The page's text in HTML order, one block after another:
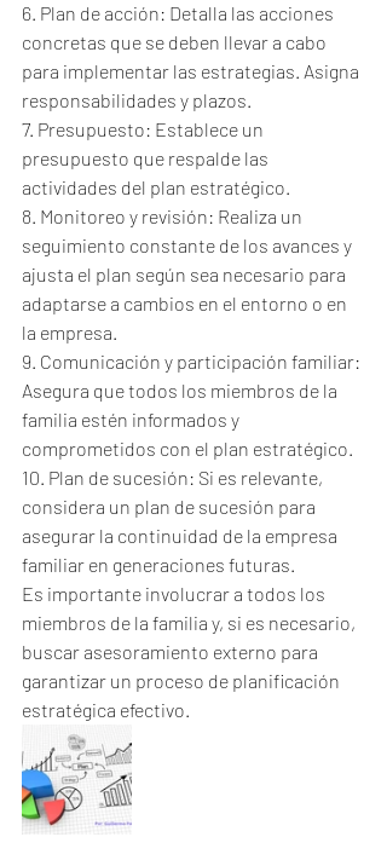
6. Plan de acción: Detalla las acciones
concretas que se deben llevar a cabo
para implementar las estrategias. Asigna
responsabilidades y plazos.
7. Presupuesto: Establece un
presupuesto que respalde las
actividades del plan estratégico.
8. Monitoreo y revisión: Realiza un
seguimiento constante de los avances y
ajusta el plan según sea necesario para
adaptarse a cambios en el entorno o en
la empresa.
9. Comunicación y participación familiar:
Asegura que todos los miembros de la
familia estén informados y
comprometidos con el plan estratégico.
10. Plan de sucesión: Si es relevante,
considera un plan de sucesión para
asegurar la continuidad de la empresa
familiar en generaciones futuras.
Es importante involucrar a todos los
miembros de la familia y, si es necesario,
buscar asesoramiento externo para
garantizar un proceso de planificación
estratégica efectivo.